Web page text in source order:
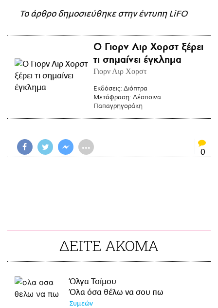
Το άρθρο δημοσιεύθηκε στην έντυπη LiFO
Ο Γιορν Λιρ Χορστ ξέρει
τι σημαίνει έγκλημα
Γιορν Λιρ Χορστ
Εκδόσεις: Διόπτρα
Μετάφραση: Δέσποινα
Παπαγρηγοράκη
•••
0
ΔΕΙΤΕ ΑΚΟΜΑ
Όλγα Τσίμου
Όλα όσα θέλω να σου πω
Συμεών